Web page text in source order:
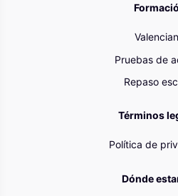
Pruebas de
Repaso
Términos
Política de
Dónde